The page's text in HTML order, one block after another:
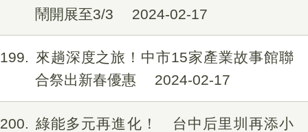
鬧開展至3/3
2024-02-17
199
來趟深度之旅！中市15家產業故事館聯
合祭出新春優惠
2024-02-17
200
綠能多元再進化！ 台中后里圳再添小